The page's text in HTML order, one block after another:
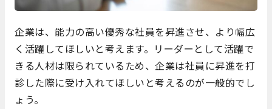
企業は、能力の高い優秀な社員を昇進させ、より幅広
く活躍してほしいと考えます。リーダーとして活躍で
きる人材は限られているため、企業は社員に昇進を打
診した際に受け入れてほしいと考えるのが一般的でし
ょう。